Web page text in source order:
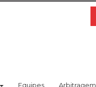
Equipes Arbitragem